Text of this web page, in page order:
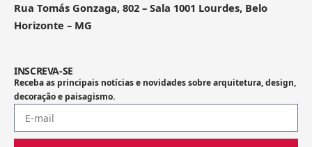
Rua Tomás Gonzaga, 802 – Sala 1001 Lourdes, Belo
Horizonte – MG
INSCREVA-SE
Receba as principais notícias e novidades sobre arquitetura, design,
decoração e paisagismo.